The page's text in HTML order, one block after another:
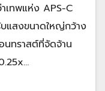
เทพแห่ง APS-C
แสงขนาดใหญ่กว้าง
นทราสต์ที่จัดจ้าน